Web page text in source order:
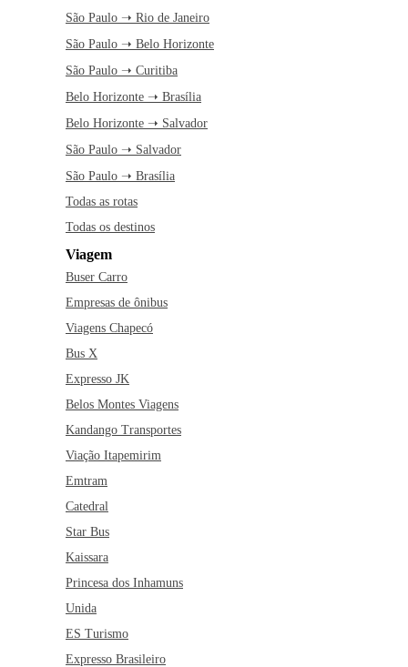
São Paulo ➝ Rio de Janeiro
São Paulo ➝ Belo Horizonte
São Paulo ➝ Curitiba
Belo Horizonte ➝ Brasília
Belo Horizonte ➝ Salvador
São Paulo ➝ Salvador
São Paulo ➝ Brasília
Todas as rotas
Todas os destinos
Viagem
Buser Carro
Empresas de ônibus
Viagens Chapecó
Bus X
Expresso JK
Belos Montes Viagens
Kandango Transportes
Viação Itapemirim
Emtram
Catedral
Star Bus
Kaissara
Princesa dos Inhamuns
Unida
ES Turismo
Expresso Brasileiro